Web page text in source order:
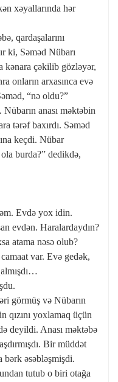
xəyallarında hər
qardaşalarını
ki, Səməd Nübarı
kənara çəkilib gözləyər,
onların arxasınca evə
“nə oldu?”
anası məktəbin
tərəf baxırdı. Səməd
keçdi. Nübar
burda?” dedikdə,
Evdə yox idin.
evdən. Haralardaydın?
atama nəsə olub?
var. Evə gedək,
görmüş və Nübarın
qızını yoxlamaq üçün
deyildi. Anası məktəbə
Bir müddət
bərk əsəbləşmişdi.
tutub o biri otağa